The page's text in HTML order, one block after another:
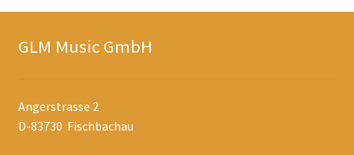
GLM Music GmbH
Angerstrasse 2
D-83730 Fischbachau